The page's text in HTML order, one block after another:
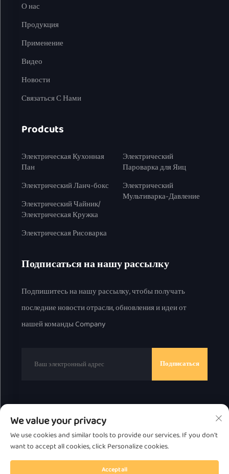
О нас
Продукция
Применение
Видео
Новости
Связаться С Нами
Prodcuts
Электрическая Кухонная
Пан
Электрический Ланч-бокс
Электрический Чайник/
Электрическая Кружка
Электрическая Рисоварка
Электрический
Пароварка для Яиц
Электрический
Мультиварка-Давление
Подписаться на нашу рассылку
Подпишитесь на нашу рассылку, чтобы получать
последние новости отрасли, обновления и идеи от
нашей команды Company
Подписаться
Technology Co., Ltd.
конфиденциальности
Прокрутить вверх
We value your privacy
We use cookies and similar tools to provide our services. If you don't
want to accept all cookies, click Personalize cookies.
Accept all